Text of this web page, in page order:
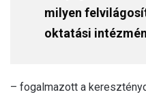
milyen
oktatási
– fogalmazott a